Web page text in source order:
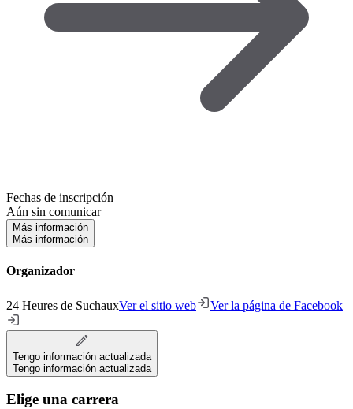
Fechas de inscripción
Aún sin comunicar
Más información
Más información
Organizador
24 Heures de SuchauxVer el sitio web Ver la página de Facebook
Tengo información actualizada
Tengo información actualizada
Elige una carrera